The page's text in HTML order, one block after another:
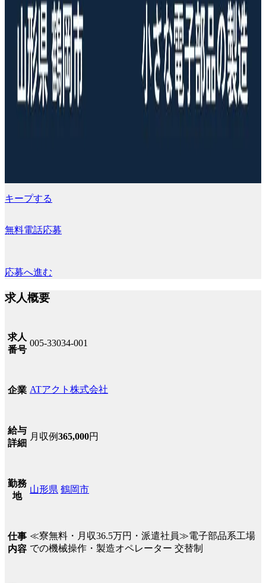
キープする
無料電話応募
応募へ進む
求人概要
求人
番号
005-33034-001
企業 ATアクト株式会社
給与
詳細
月収例365,000円
勤務
地
山形県 鶴岡市
仕事
内容
≪寮無料・月収36.5万円・派遣社員≫電子部品系工場
での機械操作・製造オペレーター 交替制